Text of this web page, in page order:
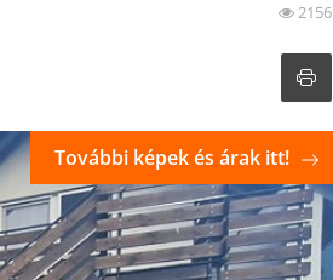
2156
További képek és árak itt!